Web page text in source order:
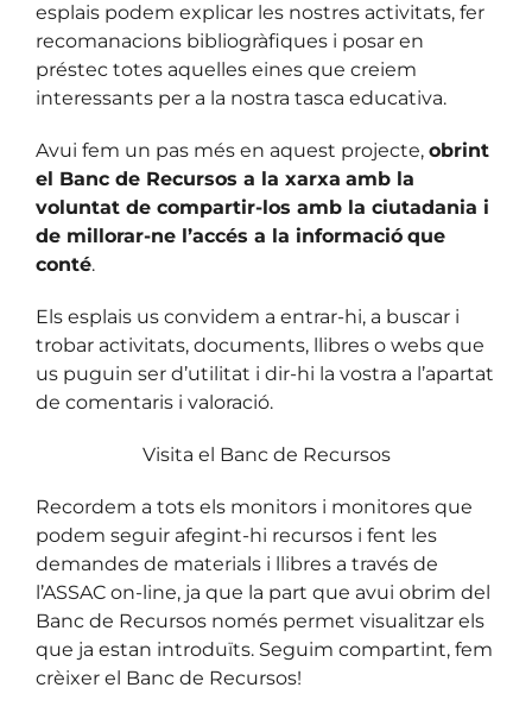
esplais podem explicar les nostres activitats, fer
recomanacions bibliogràfiques i posar en
préstec totes aquelles eines que creiem
interessants per a la nostra tasca educativa.
Avui fem un pas més en aquest projecte, obrint
el Banc de Recursos a la xarxa amb la
voluntat de compartir-los amb la ciutadania i
de millorar-ne l’accés a la informació que
conté.
Els esplais us convidem a entrar-hi, a buscar i
trobar activitats, documents, llibres o webs que
us puguin ser d’utilitat i dir-hi la vostra a l’apartat
de comentaris i valoració.
Visita el Banc de Recursos
Recordem a tots els monitors i monitores que
podem seguir afegint-hi recursos i fent les
demandes de materials i llibres a través de
l’ASSAC on-line, ja que la part que avui obrim del
Banc de Recursos només permet visualitzar els
que ja estan introduïts. Seguim compartint, fem
crèixer el Banc de Recursos!